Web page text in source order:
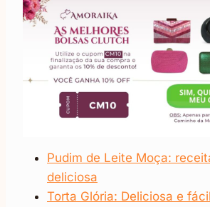
Pudim de Leite Moça:
deliciosa
Torta Glória: Deliciosa e fácil